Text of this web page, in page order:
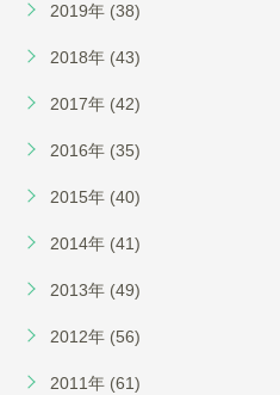
2019年 (38)
2018年 (43)
2017年 (42)
2016年 (35)
2015年 (40)
2014年 (41)
2013年 (49)
2012年 (56)
2011年 (61)